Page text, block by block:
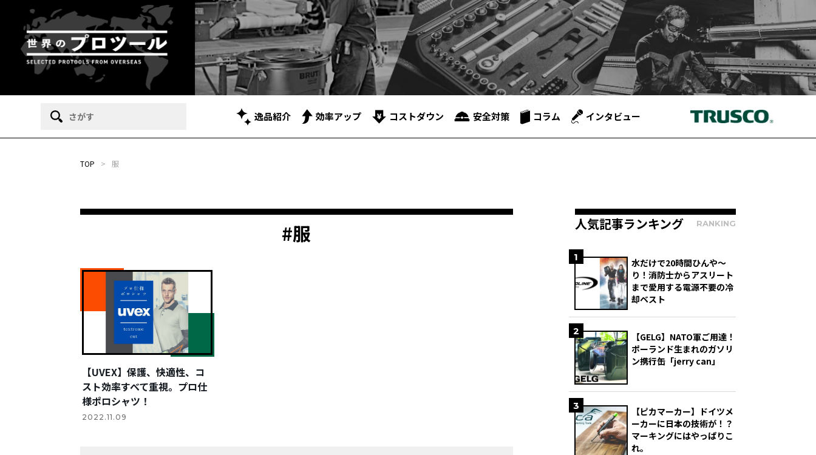
逸品紹介 効率アップ コストダウン 安全対策 コラム インタビュー
TOP > 服
#服
【UVEX】保護、快適性、コ
スト効率すべて重視。プロ仕
様ポロシャツ！
2022.11.09
人気記事ランキング RANKING
1
水だけで20時間ひんや～
り！消防士からアスリート
まで愛用する電源不要の冷
却ベスト
2
【GELG】NATO軍ご用達！
ポーランド生まれのガソリ
ン携行缶「jerry can」
3
【ピカマーカー】ドイツメ
ーカーに日本の技術が！？
マーキングにはやっぱりこ
れ。